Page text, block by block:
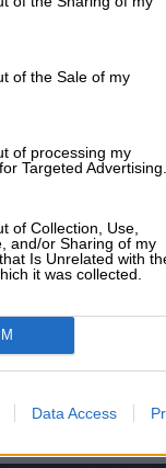
of the Sale of my
of processing my
Targeted Advertising.
of Collection, Use,
and/or Sharing of my
Is Unrelated with
it was collected.
Data Access